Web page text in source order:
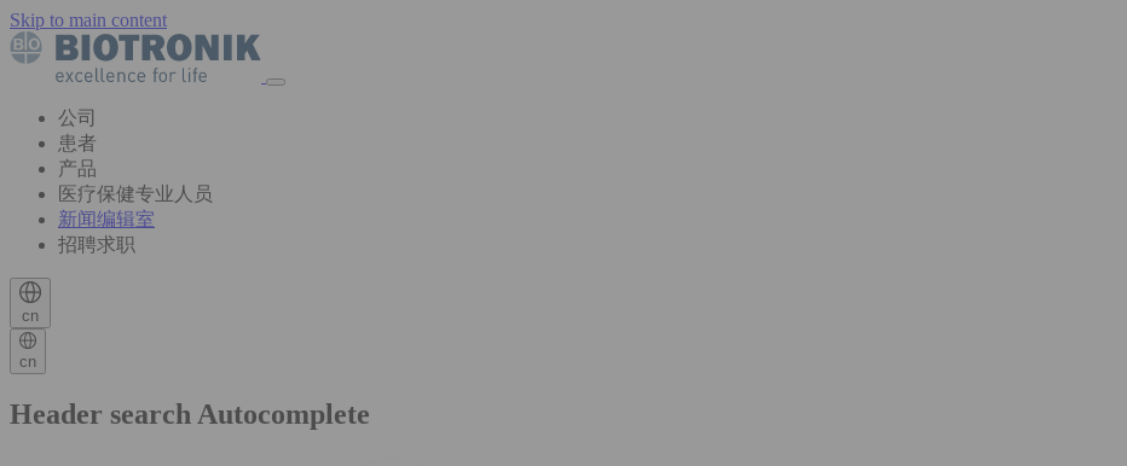
Skip to main content
公司
患者
产品
医疗保健专业人员
新闻编辑室
招聘求职
cn
cn
Header search Autocomplete